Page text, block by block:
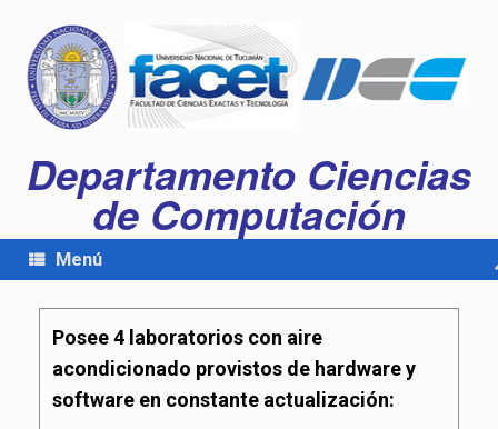
Departamento Ciencias
de Computación
Menú
Posee 4 laboratorios con aire
acondicionado provistos de hardware y
software en constante actualización: